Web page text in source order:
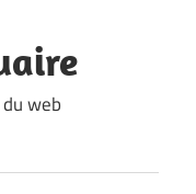
web